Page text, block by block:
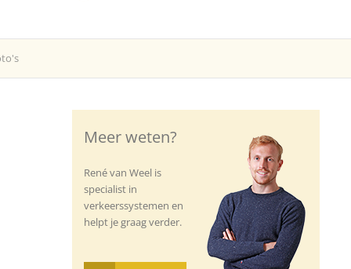
Meer weten?
René van Weel is
specialist in
verkeerssystemen en
helpt je graag verder.